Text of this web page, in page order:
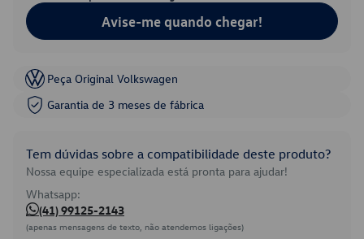
Avise-me quando chegar!
Peça Original Volkswagen
Garantia de 3 meses de fábrica
Tem dúvidas sobre a compatibilidade deste produto?
Nossa equipe especializada está pronta para ajudar!
Whatsapp:
(41) 99125-2143
(apenas mensagens de texto, não atendemos ligações)